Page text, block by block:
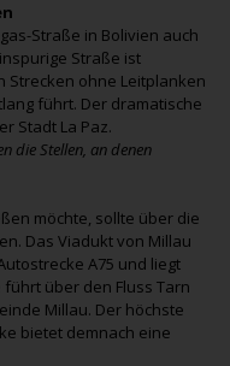
Straße in Bolivien auch
Straße ist
Strecken ohne Leitplanken
führt. Der dramatische
Stadt La Paz.
die Stellen, an denen
möchte, sollte über die
Das Viadukt von Millau
A75 und liegt
über den Fluss Tarn
Millau. Der höchste
bietet demnach eine